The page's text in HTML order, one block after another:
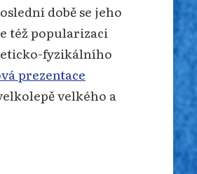
době se jeho
též popularizaci
fyzikálního
prezentace
velkého a